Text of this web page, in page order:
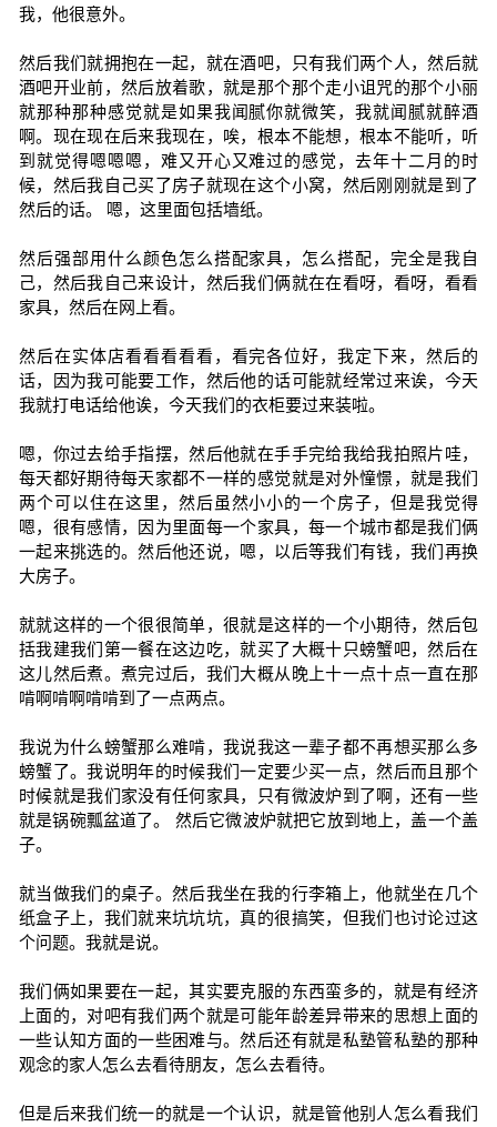
我，他很意外。
然后我们就拥抱在一起，就在酒吧，只有我们两个人，然后就
酒吧开业前，然后放着歌，就是那个那个走小诅咒的那个小丽
就那种那种感觉就是如果我闻腻你就微笑，我就闻腻就醉酒
啊。现在现在后来我现在，唉，根本不能想，根本不能听，听
到就觉得嗯嗯嗯，难又开心又难过的感觉，去年十二月的时
候，然后我自己买了房子就现在这个小窝，然后刚刚就是到了
然后的话。 嗯，这里面包括墙纸。
然后强部用什么颜色怎么搭配家具，怎么搭配，完全是我自
己，然后我自己来设计，然后我们俩就在在看呀，看呀，看看
家具，然后在网上看。
然后在实体店看看看看看，看完各位好，我定下来，然后的
话，因为我可能要工作，然后他的话可能就经常过来诶，今天
我就打电话给他诶，今天我们的衣柜要过来装啦。
嗯，你过去给手指摆，然后他就在手手完给我给我拍照片哇，
每天都好期待每天家都不一样的感觉就是对外憧憬，就是我们
两个可以住在这里，然后虽然小小的一个房子，但是我觉得
嗯，很有感情，因为里面每一个家具，每一个城市都是我们俩
一起来挑选的。然后他还说，嗯，以后等我们有钱，我们再换
大房子。
就就这样的一个很很简单，很就是这样的一个小期待，然后包
括我建我们第一餐在这边吃，就买了大概十只螃蟹吧，然后在
这儿然后煮。煮完过后，我们大概从晚上十一点十点一直在那
啃啊啃啊啃啃到了一点两点。
我说为什么螃蟹那么难啃，我说我这一辈子都不再想买那么多
螃蟹了。我说明年的时候我们一定要少买一点，然后而且那个
时候就是我们家没有任何家具，只有微波炉到了啊，还有一些
就是锅碗瓢盆道了。 然后它微波炉就把它放到地上，盖一个盖
子。
就当做我们的桌子。然后我坐在我的行李箱上，他就坐在几个
纸盒子上，我们就来坑坑坑，真的很搞笑，但我们也讨论过这
个问题。我就是说。
我们俩如果要在一起，其实要克服的东西蛮多的，就是有经济
上面的，对吧有我们两个就是可能年龄差异带来的思想上面的
一些认知方面的一些困难与。然后还有就是私塾管私塾的那种
观念的家人怎么去看待朋友，怎么去看待。
但是后来我们统一的就是一个认识，就是管他别人怎么看我们